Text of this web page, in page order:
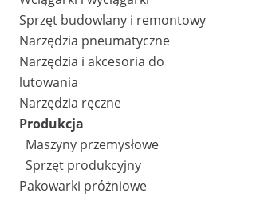
Sprzęt budowlany i remontowy
Narzędzia pneumatyczne
Narzędzia i akcesoria do
lutowania
Narzędzia ręczne
Produkcja
Maszyny przemysłowe
Sprzęt produkcyjny
Pakowarki próżniowe